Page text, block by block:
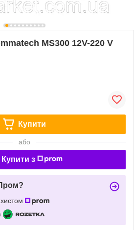
MS300 12V-220 V
Купити
або
Купити з